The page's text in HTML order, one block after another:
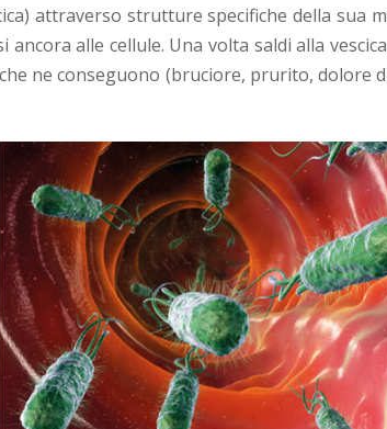
attraverso strutture specifiche della sua
alle cellule. Una volta saldi alla
ne conseguono (bruciore, prurito, dolore